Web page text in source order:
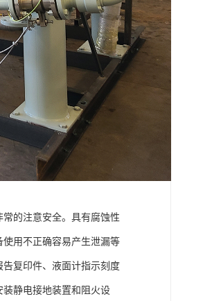
的注意安全。具有腐蚀性
用不正确容易产生泄漏等
告复印件、液面计指示刻度
静电接地装置和阻火设